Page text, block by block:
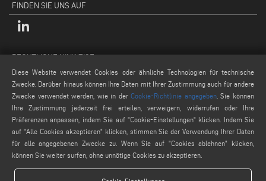
FINDEN SIE UNS AUF
RECHTLICHE HINWEISE
Datenschutzpolitik
Rechtliche Hinweise
Cookie-Politik
Allgemeine Verkaufsbedingungen
Diese Website verwendet Cookies oder ähnliche Technologien für technische
Zwecke. Darüber hinaus können Ihre Daten mit Ihrer Zustimmung auch für andere
Zwecke verwendet werden, wie in der Cookie-Richtlinie angegeben. Sie können
Ihre Zustimmung jederzeit frei erteilen, verweigern, widerrufen oder Ihre
Präferenzen anpassen, indem Sie auf "Cookie-Einstellungen" klicken. Indem Sie
auf "Alle Cookies akzeptieren" klicken, stimmen Sie der Verwendung Ihrer Daten
für alle angegebenen Zwecke zu. Wenn Sie auf "Cookies ablehnen" klicken,
können Sie weiter surfen, ohne unnötige Cookies zu akzeptieren.